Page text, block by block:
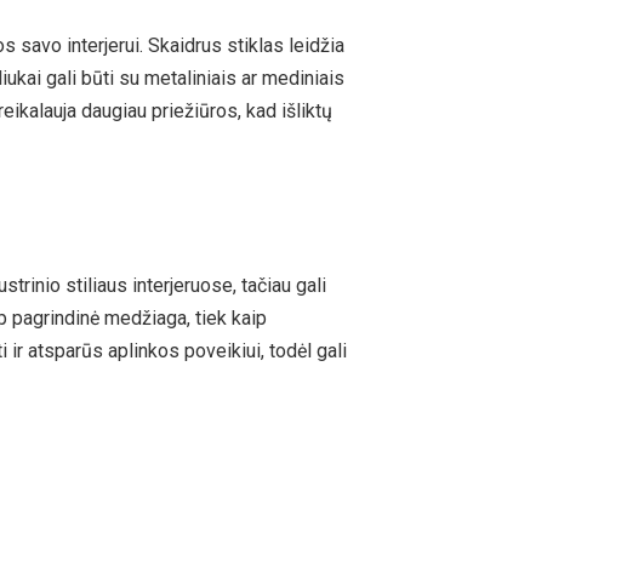
savo interjerui. Skaidrus stiklas leidžia
gali būti su metaliniais ar mediniais
daugiau priežiūros, kad išliktų
stiliaus interjeruose, tačiau gali
medžiaga, tiek kaip
ir atsparūs aplinkos poveikiui, todėl gali